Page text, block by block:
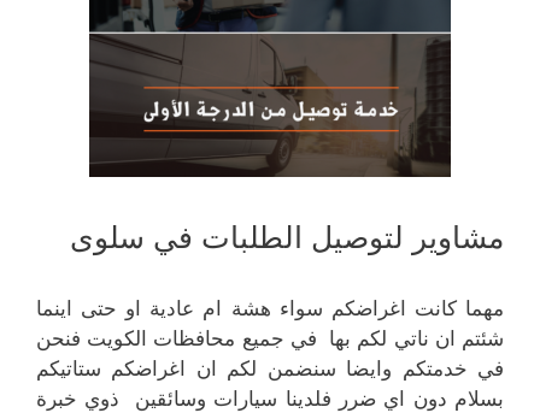
مشاوير لتوصيل الطلبات في سلوى
مهما كانت اغراضكم سواء هشة ام عادية او حتى اينما
شئتم ان ناتي لكم بها في جميع محافظات الكويت فنحن
في خدمتكم وايضا سنضمن لكم ان اغراضكم ستاتيكم
بسلام دون اي ضرر فلدينا سيارات وسائقين ذوي خبرة